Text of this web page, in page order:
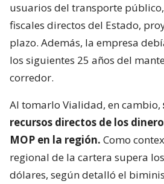
usuarios del transporte
fiscales directos del Estado,
plazo. Además, la empresa
los siguientes 25 años del
corredor.
Al tomarlo Vialidad, en cambio,
recursos directos de los
MOP en la región. Como
regional de la cartera supera
dólares, según detalló el